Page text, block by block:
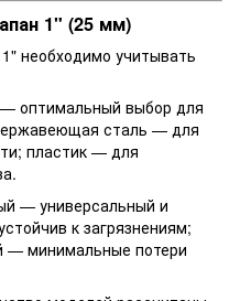
1" (25 мм)
необходимо учитывать
оптимальный выбор для
сталь — для
пластик — для
— универсальный и
к загрязнениям;
— минимальные потери